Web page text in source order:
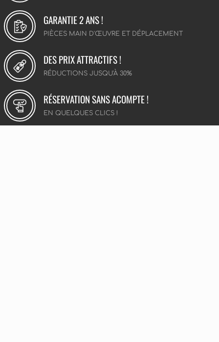
GARANTIE 2 ANS !
PIÈCES MAIN D'ŒUVRE ET DÉPLACEMENT
DES PRIX ATTRACTIFS !
RÉDUCTIONS JUSQU'À 30%
RÉSERVATION SANS ACOMPTE !
EN QUELQUES CLICS !